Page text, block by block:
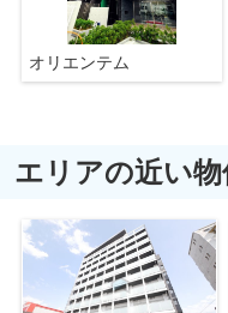
オリエンテム
エリアの近い物